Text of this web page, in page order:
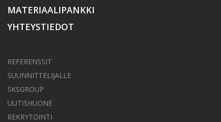
MATERIAALIPANKKI
YHTEYSTIEDOT
REFERENSSIT
SUUNNITTELIJALLE
SKSGROUP
UUTISHUONE
REKRYTOINTI